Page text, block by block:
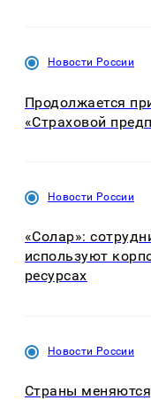
Новости России
Продолжается
«Страховой
Новости России
«Солар»:
используют
ресурсах
Новости России
Страны